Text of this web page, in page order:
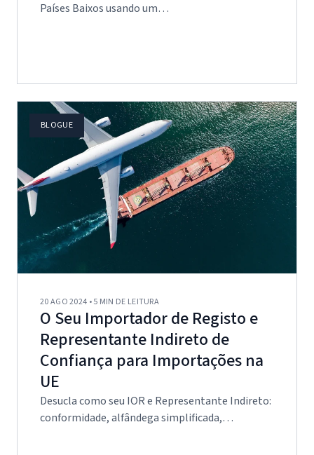
Países Baixos usando um…
BLOGUE
20 AGO 2024 • 5 MIN DE LEITURA
O Seu Importador de Registo e
Representante Indireto de
Confiança para Importações na
UE
Desucla como seu IOR e Representante Indireto:
conformidade, alfândega simplificada,